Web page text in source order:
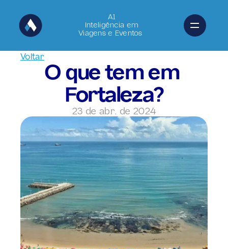
A1
Inteligência em
Viagens e Eventos
Voltar
O que tem em
Fortaleza?
23 de abr. de 2024